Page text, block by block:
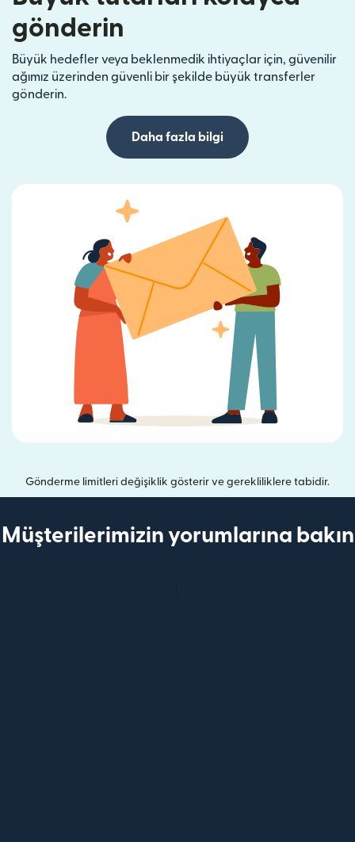
gönderin
Büyük hedefler veya beklenmedik ihtiyaçlar için, güvenilir
ağımız üzerinden güvenli bir şekilde büyük transferler
gönderin.
Daha fazla bilgi
Gönderme limitleri değişiklik gösterir ve gerekliliklere tabidir.
Müşterilerimizin yorumlarına bakın